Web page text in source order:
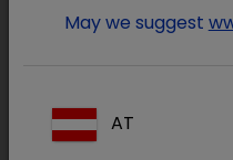
May we suggest
AT